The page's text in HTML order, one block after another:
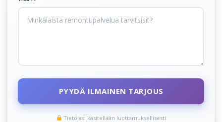
PYYDÄ ILMAINEN TARJOUS
Tietojasi käsitellään luottamuksellisesti